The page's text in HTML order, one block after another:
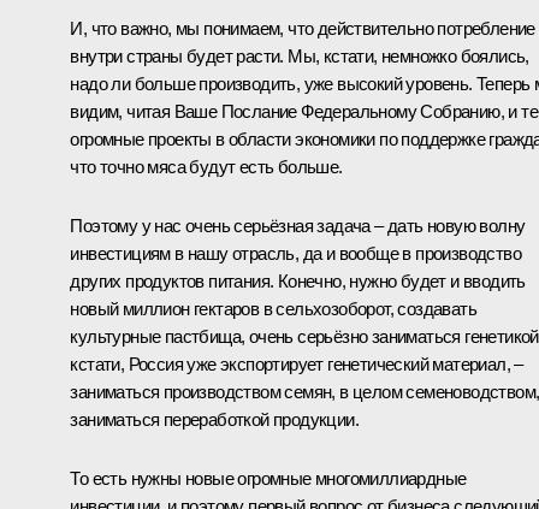
И, что важно, мы понимаем, что действительно потребление
внутри страны будет расти. Мы, кстати, немножко боялись,
надо ли больше производить, уже высокий уровень. Теперь
видим, читая Ваше ПосланиеФедеральному Собранию, и те
огромные проекты в области экономики по поддержке
что точно мяса будут есть больше.
Поэтому у нас очень серьёзная задача – дать новую волну
инвестициям в нашу отрасль, да и вообще в производство
других продуктов питания. Конечно, нужно будет и вводить
новый миллион гектаров в сельхозоборот, создавать
культурные пастбища, очень серьёзно заниматься
кстати, Россия уже экспортирует генетический материал, –
заниматься производством семян, в целом семеноводством,
заниматься переработкой продукции.
То есть нужны новые огромные многомиллиардные